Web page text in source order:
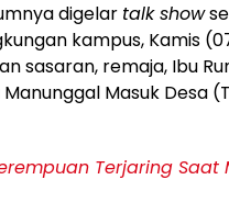
digelar talk show
kampus, Kamis
sasaran, remaja, Ibu
Masuk Desa
Terjaring Saat